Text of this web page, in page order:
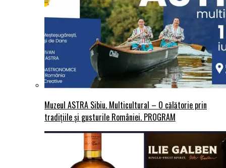
Muzeul ASTRA Sibiu. Multicultural – O călătorie prin
tradițiile și gusturile României. PROGRAM